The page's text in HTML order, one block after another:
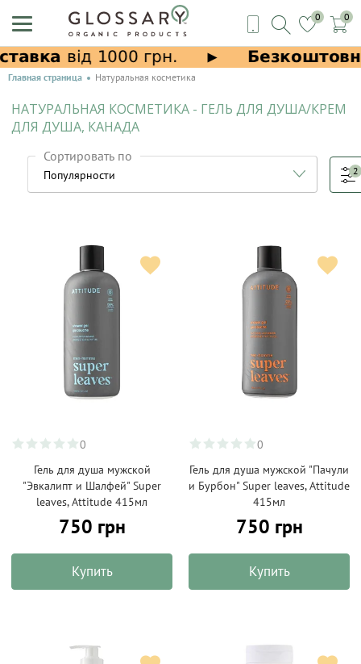
0 0
Главная страница Натуральная косметика
НАТУРАЛЬНАЯ КОСМЕТИКА - ГЕЛЬ ДЛЯ ДУША/КРЕМ
ДЛЯ ДУША, КАНАДА
Сортировать по
2
0
Гель для душа мужской
"Эвкалипт и Шалфей" Super
leaves, Attitude 415мл
750 грн
Купить
0
Гель для душа мужской "Пачули
и Бурбон" Super leaves, Attitude
415мл
750 грн
Купить